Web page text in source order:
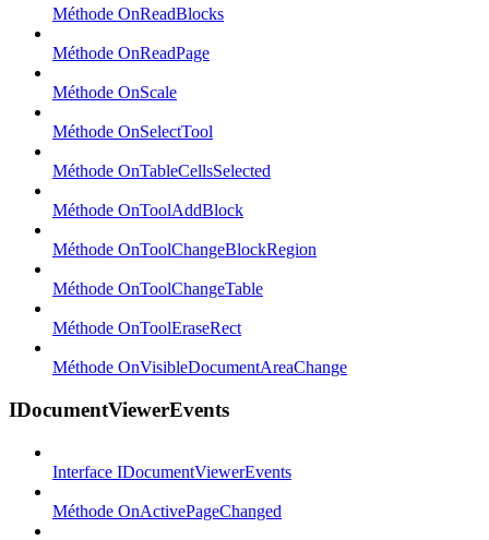
Méthode OnReadBlocks
Méthode OnReadPage
Méthode OnScale
Méthode OnSelectTool
Méthode OnTableCellsSelected
Méthode OnToolAddBlock
Méthode OnToolChangeBlockRegion
Méthode OnToolChangeTable
Méthode OnToolEraseRect
Méthode OnVisibleDocumentAreaChange
IDocumentViewerEvents
Interface IDocumentViewerEvents
Méthode OnActivePageChanged